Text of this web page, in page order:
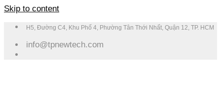
Skip to content
H5, Đường C4, Khu Phố 4, Phường Tân Thới Nhất, Quận 12, TP. HCM
info@tpnewtech.com